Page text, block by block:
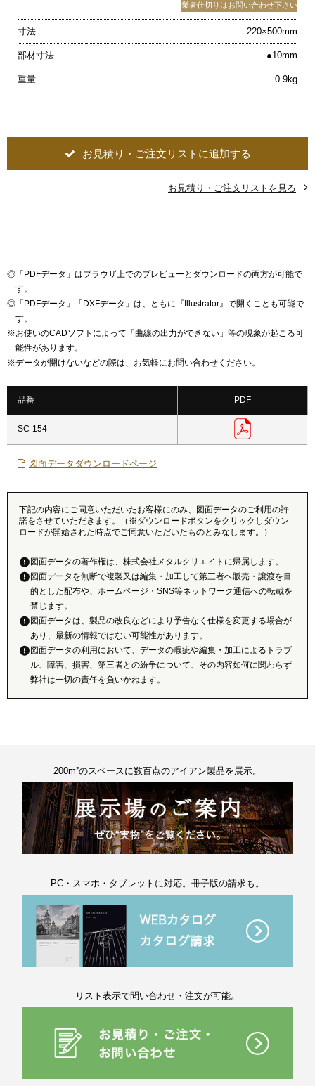
業者仕切りはお問い合わせ下さい
寸法 220×500mm
部材寸法 ●10mm
重量 0.9kg
お見積り・ご注文リストに追加する
お見積り・ご注文リストを見る
◎ 「PDFデータ」はブラウザ上でのプレビューとダウンロードの両方が可能で
す。
◎ 「PDFデータ」「DXFデータ」は、ともに『Illustrator』で開くことも可能で
す。
※お使いのCADソフトによって「曲線の出力ができない」等の現象が起こる可
能性があります。
※データが開けないなどの際は、お気軽にお問い合わせください。
品番 PDF
SC-154
図面データダウンロードページ
下記の内容にご同意いただいたお客様にのみ、図面データのご利用の許
諾をさせていただきます。（※ダウンロードボタンをクリックしダウン
ロードが開始された時点でご同意いただいたものとみなします。）
図面データの著作権は、株式会社メタルクリエイトに帰属します。
図面データを無断で複製又は編集・加工して第三者へ販売・譲渡を目
的とした配布や、ホームページ・SNS等ネットワーク通信への転載を
禁じます。
図面データは、製品の改良などにより予告なく仕様を変更する場合が
あり、最新の情報ではない可能性があります。
図面データの利用において、データの瑕疵や編集・加工によるトラブ
ル、障害、損害、第三者との紛争について、その内容如何に関わらず
弊社は一切の責任を負いかねます。
200m²のスペースに数百点のアイアン製品を展示。
PC・スマホ・タブレットに対応。冊子版の請求も。
リスト表示で問い合わせ・注文が可能。